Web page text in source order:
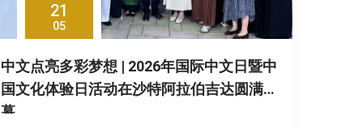
21
05
中文点亮多彩梦想 | 2026年国际中文日暨中
国文化体验日活动在沙特阿拉伯吉达圆满落
幕